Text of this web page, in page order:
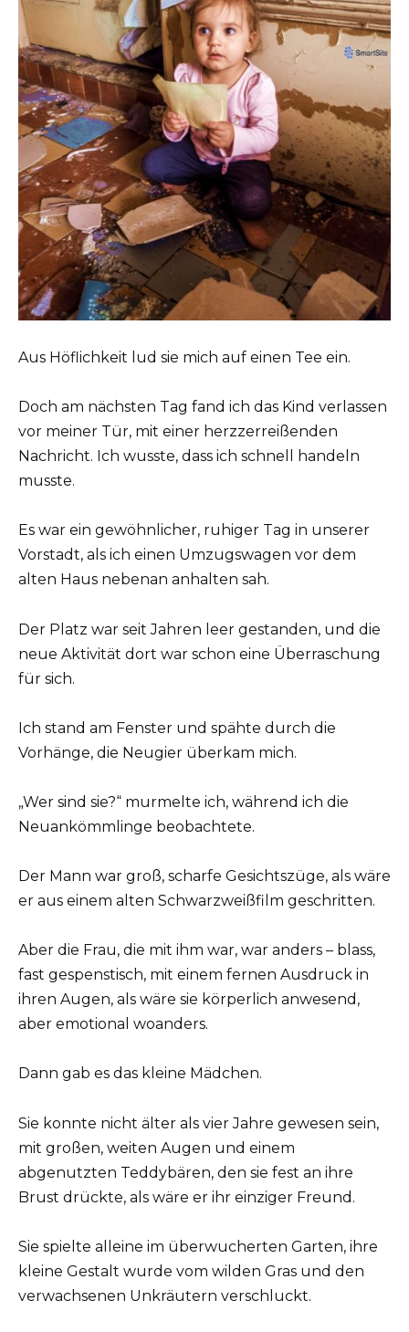
Aus Höflichkeit lud sie mich auf einen Tee ein.
Doch am nächsten Tag fand ich das Kind verlassen
vor meiner Tür, mit einer herzzerreißenden
Nachricht. Ich wusste, dass ich schnell handeln
musste.
Es war ein gewöhnlicher, ruhiger Tag in unserer
Vorstadt, als ich einen Umzugswagen vor dem
alten Haus nebenan anhalten sah.
Der Platz war seit Jahren leer gestanden, und die
neue Aktivität dort war schon eine Überraschung
für sich.
Ich stand am Fenster und spähte durch die
Vorhänge, die Neugier überkam mich.
„Wer sind sie?“ murmelte ich, während ich die
Neuankömmlinge beobachtete.
Der Mann war groß, scharfe Gesichtszüge, als wäre
er aus einem alten Schwarzweißfilm geschritten.
Aber die Frau, die mit ihm war, war anders – blass,
fast gespenstisch, mit einem fernen Ausdruck in
ihren Augen, als wäre sie körperlich anwesend,
aber emotional woanders.
Dann gab es das kleine Mädchen.
Sie konnte nicht älter als vier Jahre gewesen sein,
mit großen, weiten Augen und einem
abgenutzten Teddybären, den sie fest an ihre
Brust drückte, als wäre er ihr einziger Freund.
Sie spielte alleine im überwucherten Garten, ihre
kleine Gestalt wurde vom wilden Gras und den
verwachsenen Unkräutern verschluckt.